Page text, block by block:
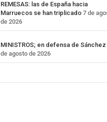
REMESAS: las de España hacia
Marruecos se han triplicado 7 de
de 2026
MINISTROS; en defensa de Sánchez
de agosto de 2026